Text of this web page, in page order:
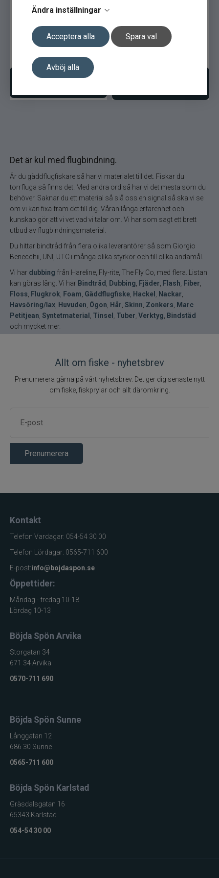
Ändra inställningar
Acceptera alla Spara val
Avböj alla
Mustad 92247-BR 10-p stl
Det är kul med flugbindning.
Är du gäddflugfiskare så har vi materialet till det. Fiskar du
torrfluga så finns det. Med andra ord så har vi det mesta som du
behöver. Saknar du ett material så slå oss en signal så ska vi se
om vi kan fixa fram det till dig. Våran långa erfarenhet och
kunskap gör att vi vet vad vi talar om. Vi har som sagt ett brett
utbud av flugbindningsmaterial.
Du hittar bindtråd från flera olika leverantörer så som Giorgio
Benecchii, UNI, UTC i många olika styrkor och till olika ändamål.
Vi har dubbing från Hareline, Fly-rite, The Fly Co, med flera. Listan
kan göras lång. Vi har Bindtråd Dubbing Fjäder Flash Fiber
Floss
Flugkrok Foam Gäddflugfiske Hackel Nackar
Havsöring/lax Huvuden Ögon Hår Skinn Zonkers
Marc
Petitjean Syntetmaterial Tinsel Tuber Verktyg
Bindstäd
och mycket mer.
Allt om fiske - nyhetsbrev
Prenumerera gärna på vårt nyhetsbrev. Det ger dig senaste nytt
om fiske, fiskprylar och allt däromkring.
Prenumerera
Kontakt
Telefon Vardagar: 054-54 30 00
Telefon Lördagar: 0565-711 600
E-post:info@bojdaspon.se
Öppettider:
Måndag - fredag 10-18
Lördag 10-13
Böjda Spön Arvika
Storgatan 34
671 34 Arvika
0570-711 690
Böjda Spön Sunne
Långgatan 12
686 30 Sunne
0565-711 600
Böjda Spön Karlstad
Gräsdalsgatan 16
65343 Karlstad
054-54 30 00